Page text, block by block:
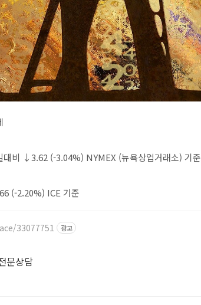
비 ↓3.62 (-3.04%) NYMEX (뉴욕상업거래소) 기준
(-2.20%) ICE 기준
33077751 광고
문상담